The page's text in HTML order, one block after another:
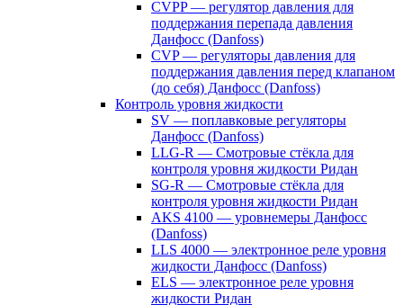
CVPP — регулятор давления для
поддержания перепада давления
Данфосс (Danfoss)
CVP — регуляторы давления для
поддержания давления перед клапаном
(до себя) Данфосс (Danfoss)
Контроль уровня жидкости
SV — поплавковые регуляторы
Данфосс (Danfoss)
LLG-R — Смотровые стёкла для
контроля уровня жидкости Ридан
SG-R — Смотровые стёкла для
контроля уровня жидкости Ридан
AKS 4100 — уровнемеры Данфосс
(Danfoss)
LLS 4000 — электронное реле уровня
жидкости Данфосс (Danfoss)
ELS — электронное реле уровня
жидкости Ридан